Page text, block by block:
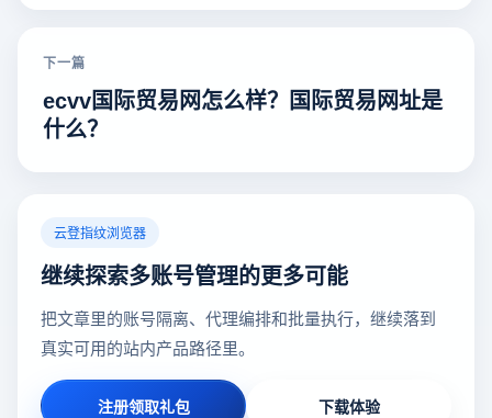
下一篇
ecvv国际贸易网怎么样？国际贸易网址是
什么？
云登指纹浏览器
继续探索多账号管理的更多可能
把文章里的账号隔离、代理编排和批量执行，继续落到
真实可用的站内产品路径里。
注册领取礼包 下载体验